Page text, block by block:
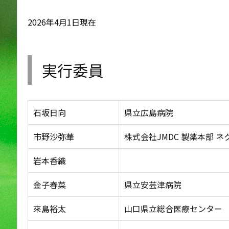
2026年4月1日現在
実行委員
石坂日向
県立広島病院
市野沙弥華
株式会社JMDC 製薬本部 ネ
岩本香織
金子春菜
県立安芸津病院
來島裕太
山口県立総合医療センター